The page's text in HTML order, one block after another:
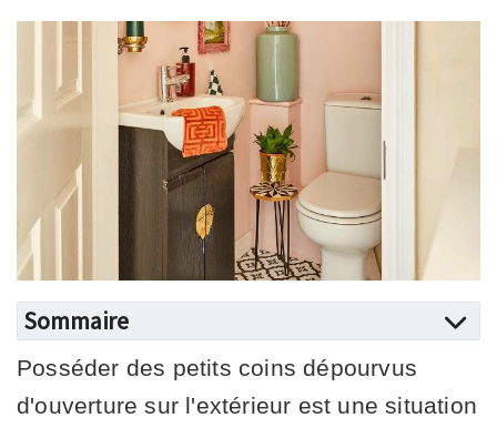
Sommaire
Posséder des petits coins dépourvus
d'ouverture sur l'extérieur est une situation